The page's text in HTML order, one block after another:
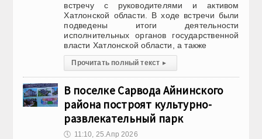
встречу с руководителями и активом
Хатлонской области. В ходе встречи были
подведены итоги деятельности
исполнительных органов государственной
власти Хатлонской области, а также
Прочитать полный текст ▸
В поселке Сарвода Айнинского
района построят культурно-
развлекательный парк
🕔 11:10, 25.Апр 2026